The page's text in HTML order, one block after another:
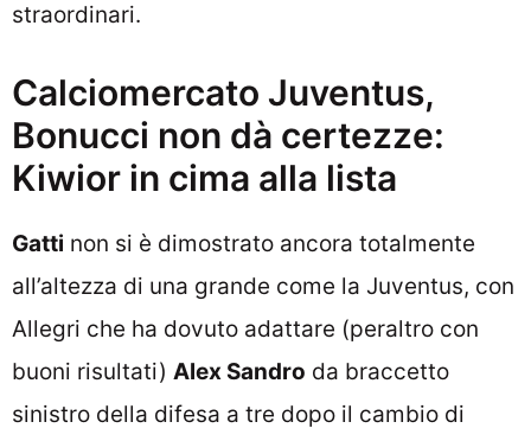
straordinari.
Calciomercato Juventus,
Bonucci non dà certezze:
Kiwior in cima alla lista
Gatti non si è dimostrato ancora totalmente
all’altezza di una grande come la Juventus, con
Allegri che ha dovuto adattare (peraltro con
buoni risultati) Alex Sandro da braccetto
sinistro della difesa a tre dopo il cambio di